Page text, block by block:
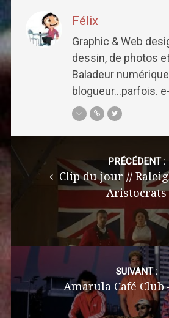
Félix
Graphic & Web
dessin, de photos
Baladeur
blogueur...parfois.
navigation
PRÉCÉDENT :
Clip du jour //
Aristocrats
SUIVANT :
Amarula Café Club